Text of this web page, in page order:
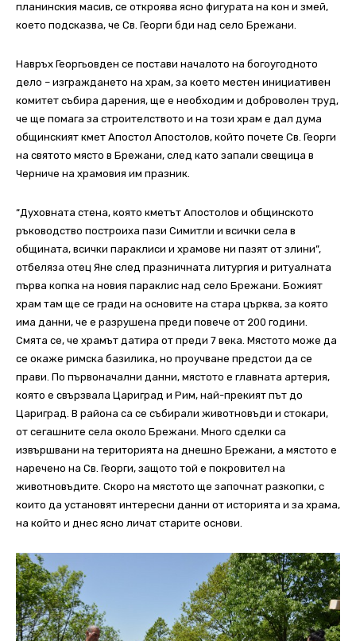
планинския масив, се откроява ясно фигурата на кон и змей,
което подсказва, че Св. Георги бди над село Брежани.
Навръх Георгьовден се постави началото на богоугодното
дело – изграждането на храм, за което местен инициативен
комитет събира дарения, ще е необходим и доброволен труд,
че ще помага за строителството и на този храм е дал дума
общинският кмет Апостол Апостолов, който почете Св. Георги
на святото място в Брежани, след като запали свещица в
Черниче на храмовия им празник.
“Духовната стена, която кметът Апостолов и общинското
ръководство построиха пази Симитли и всички села в
общината, всички параклиси и храмове ни пазят от злини”,
отбеляза отец Яне след празничната литургия и ритуалната
първа копка на новия параклис над село Брежани. Божият
храм там ще се гради на основите на стара църква, за която
има данни, че е разрушена преди повече от 200 години.
Смята се, че храмът датира от преди 7 века. Мястото може да
се окаже римска базилика, но проучване предстои да се
прави. По първоначални данни, мястото е главната артерия,
която е свързвала Цариград и Рим, най-прекият път до
Цариград. В района са се събирали животновъди и стокари,
от сегашните села около Брежани. Много сделки са
извършвани на територията на днешно Брежани, а мястото е
наречено на Св. Георги, защото той е покровител на
животновъдите. Скоро на мястото ще започнат разкопки, с
които да установят интересни данни от историята и за храма,
на който и днес ясно личат старите основи.